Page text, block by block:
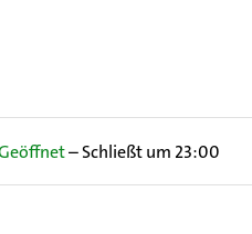
–Schließt um 23:00